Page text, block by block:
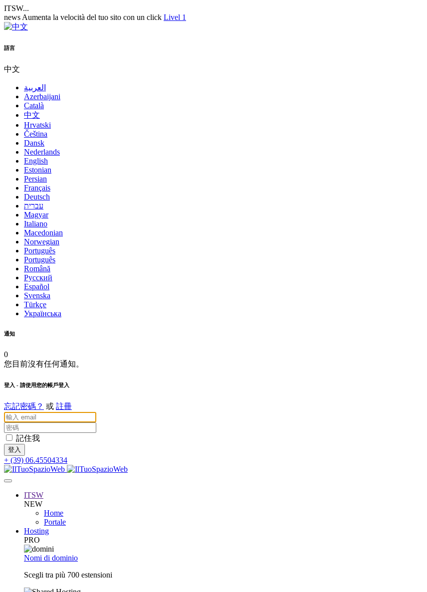
ITSW...
news Aumenta la velocità del tuo sito con un click Livel 1
語言
中文
العربية
Azerbaijani
Català
中文
Hrvatski
Čeština
Dansk
Nederlands
English
Estonian
Persian
Français
Deutsch
עברית
Magyar
Italiano
Macedonian
Norwegian
Português
Português
Română
Русский
Español
Svenska
Türkçe
Українська
通知
0
您目前沒有任何通知。
登入 - 請使用您的帳戶登入
忘記密碼？ 或 註冊
記住我
+ (39) 06.45504334
ITSW
NEW
Home
Portale
Hosting
PRO
Nomi di dominio
Scegli tra più 700 estensioni